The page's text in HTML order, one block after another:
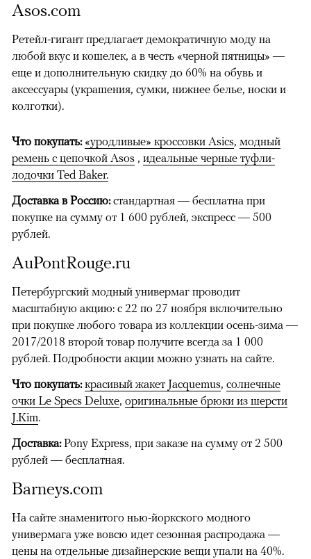
Asos.com
Ретейл-гигант предлагает демократичную моду на
любой вкус и кошелек, а в честь «черной пятницы» —
еще и дополнительную скидку до 60% на обувь и
аксессуары (украшения, сумки, нижнее белье, носки и
колготки).
Что покупать: «уродливые» кроссовки Asics, модный
ремень с цепочкой Asos , идеальные черные туфли-
лодочки Ted Baker.
Доставка в Россию:стандартная — бесплатна при
покупке на сумму от 1 600 рублей, экспресс — 500
рублей.
AuPontRouge.ru
Петербургский модный универмаг проводит
масштабную акцию: с 22 по 27 ноября включительно
при покупке любого товара из коллекции осень-зима —
2017/2018 второй товар получите всегда за 1 000
рублей. Подробности акции можно узнать на сайте.
Что покупать: красивый жакет Jacquemus, солнечные
очки Le Specs Deluxe, оригинальные брюки из шерсти
J.Kim.
Доставка:Pony Express, при заказе на сумму от 2 500
рублей — бесплатная.
Barneys.com
На сайте знаменитого нью-йоркского модного
универмага уже вовсю идет сезонная распродажа —
цены на отдельные дизайнерские вещи упали на 40%.